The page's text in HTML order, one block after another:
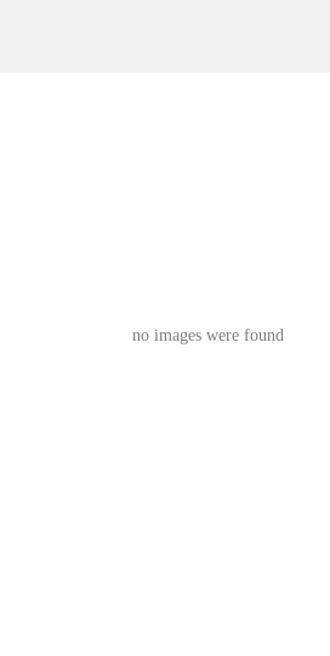
no images were found